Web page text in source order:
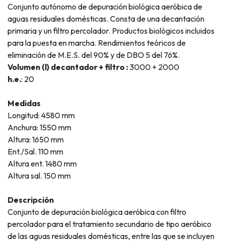
Conjunto autónomo de depuración biológica aeróbica de
aguas residuales domésticas. Consta de una decantación
primaria y un filtro percolador. Productos biológicos incluidos
para la puesta en marcha. Rendimientos teóricos de
eliminación de M.E.S. del 90% y de DBO 5 del 76%.
Volumen (l) decantador + filtro :3000 + 2000
h.e.: 20
Medidas
Longitud: 4580 mm
Anchura: 1550 mm
Altura: 1650 mm
Ent./Sal. 110 mm
Altura ent. 1480 mm
Altura sal. 150 mm
Descripción
Conjunto de depuración biológica aeróbica con filtro
percolador para el tratamiento secundario de tipo aeróbico
de las aguas residuales domésticas, entre las que se incluyen